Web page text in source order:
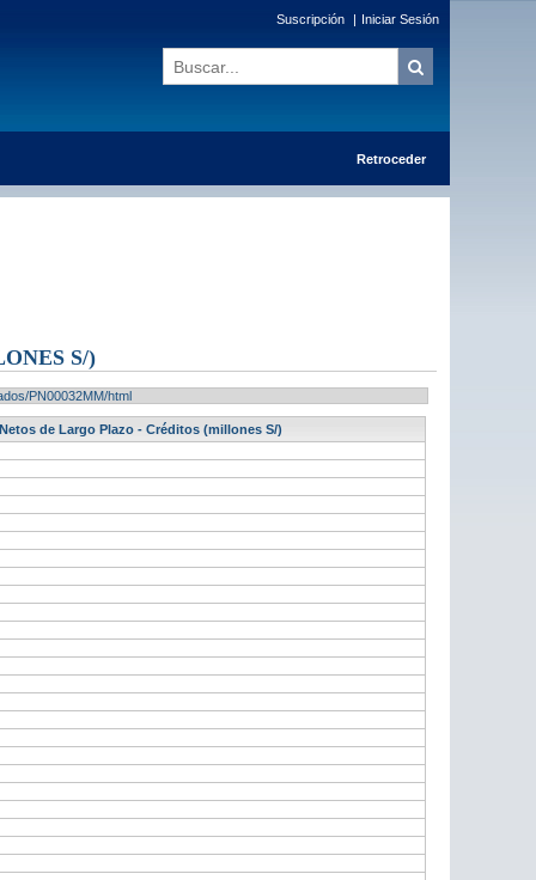
Suscripción | Iniciar Sesión
Retroceder
S/)
PN00032MM/html
de Largo Plazo - Créditos (millones S/)